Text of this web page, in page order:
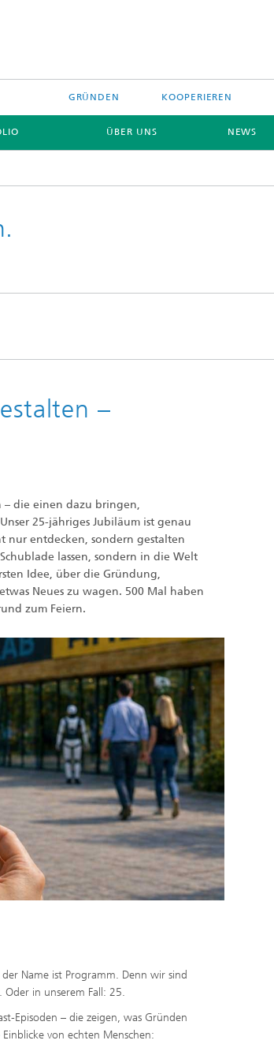
GRÜNDEN KOOPERIEREN
ÜBER UNS NEWS
–
– die einen dazu bringen,
25-jähriges Jubiläum ist genau
nur entdecken, sondern gestalten
lassen, sondern in die Welt
Idee, über die Gründung,
Neues zu wagen. 500 Mal haben
zum Feiern.
Name ist Programm. Denn wir sind
in unserem Fall: 25.
Episoden – die zeigen, was Gründen
von echten Menschen: